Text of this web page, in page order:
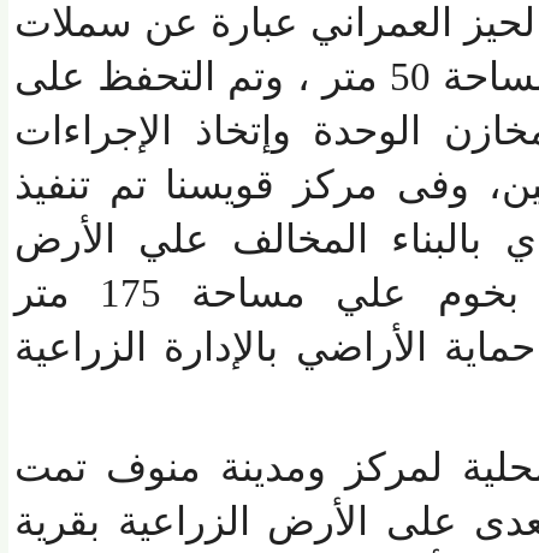
العمراني عبارة عن سملات
وقواعد أسمنتية على مساحة 50 متر ، وتم التحفظ على
الوحدة وإتخاذ الإجراءات
وفى مركز قويسنا تم تنفيذ
بالبناء المخالف علي الأرض
الزراعية بقرية شبرا بخوم علي مساحة 175 متر
الأراضي بالإدارة الزراعية
لمركز ومدينة منوف تمت
على الأرض الزراعية بقرية